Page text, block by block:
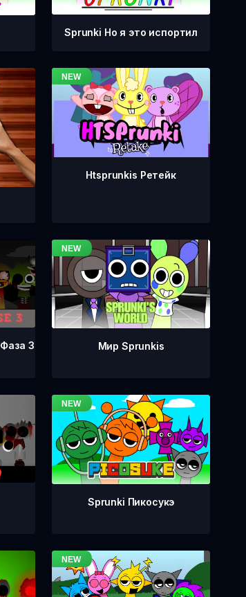
Sprunki Но я это испортил
Htsprunkis Ретейк
3 Мир Sprunkis
Sprunki Пикосукэ